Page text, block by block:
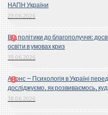
НАПН України
23.06.2026
Від політики до благополуччя:
освіти в умовах криз
19.06.2026
Анонс – Психологія в Україні
досліджуємо, як розвиваємось,
18.06.2026